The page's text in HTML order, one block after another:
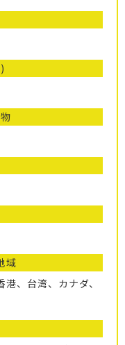
域
、台湾、カナダ、